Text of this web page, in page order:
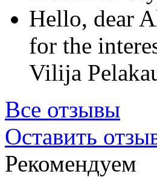
Hello, dear
for the
Vilija
Все отзывы
Оставить
Рекомендуем